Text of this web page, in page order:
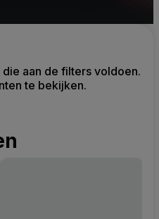
aan de filters voldoen.
te bekijken.